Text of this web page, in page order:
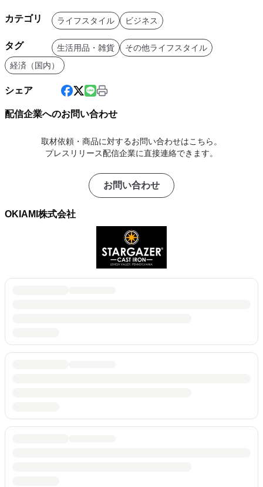
カテゴリ ライフスタイル ビジネス
タグ 生活用品・雑貨
その他ライフスタイル
経済（国内）
シェア
配信企業へのお問い合わせ
取材依頼・商品に対するお問い合わせはこちら。
プレスリリース配信企業に直接連絡できます。
お問い合わせ
OKIAMI株式会社